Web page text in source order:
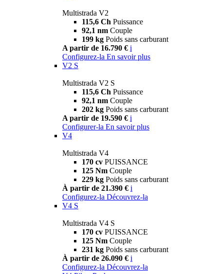
Multistrada V2
115,6 Ch Puissance
92,1 nm Couple
199 kg Poids sans carburant
A partir de 16.790 € i
Configurez-la En savoir plus
V2 S
Multistrada V2 S
115,6 Ch Puissance
92,1 nm Couple
202 kg Poids sans carburant
A partir de 19.590 € i
Configurer-la En savoir plus
V4
Multistrada V4
170 cv PUISSANCE
125 Nm Couple
229 kg Poids sans carburant
À partir de 21.390 € i
Configurez-la Découvrez-la
V4 S
Multistrada V4 S
170 cv PUISSANCE
125 Nm Couple
231 kg Poids sans carburant
À partir de 26.090 € i
Configurez-la Découvrez-la